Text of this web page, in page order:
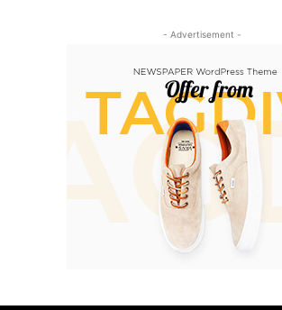
- Advertisement -